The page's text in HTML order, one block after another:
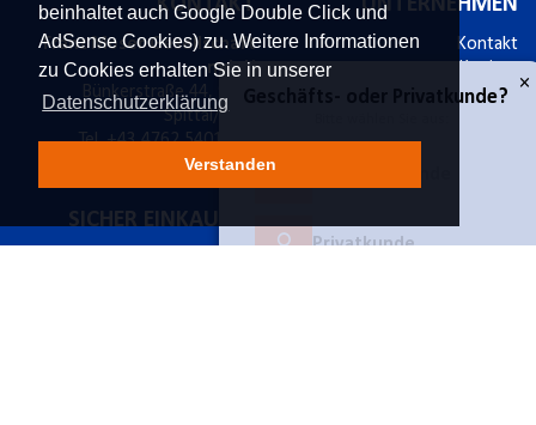
beinhaltet auch Google Double Click und
AdSense Cookies) zu. Weitere Informationen
zu Cookies erhalten Sie in unserer
Datenschutzerklärung
Verstanden
Franz Moser Gesellschaft
m.b.H
Bünkerstraße 44,
Spittal/Drau
Tel. +43 4762 5401 287
shop@fmoser.at
Kontakt
Karriere
Über uns
Power-Shopping
SICHER EINKAUFEN
Geschäfts- oder Privatkunde?